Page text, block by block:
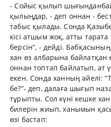
- Сойыс қылып шығынданбай
қылыңдар, - деп оннан -
табыс қылады. Сонда
кісі атшым жоқ, атты
берсін”, - дейді.
хан өз албарына байлатқан
оннан топтап байлатып, ат
екен. Сонда ханның әйелі:
бе?”- деп, далаға шығып
тұрыпты. Сол күні кешке
билерін жиып, ханымын
өзі бастап: